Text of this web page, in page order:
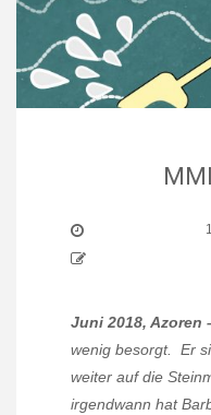
Juni 2018, Azoren
wenig besorgt.
Er
weiter auf die
irgendwann hat